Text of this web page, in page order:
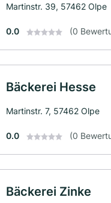
Martinstr. 39, 57462 Olpe
0.0 (0
Bäckerei Hesse
Martinstr. 7, 57462 Olpe
0.0 (0
Bäckerei Zinke